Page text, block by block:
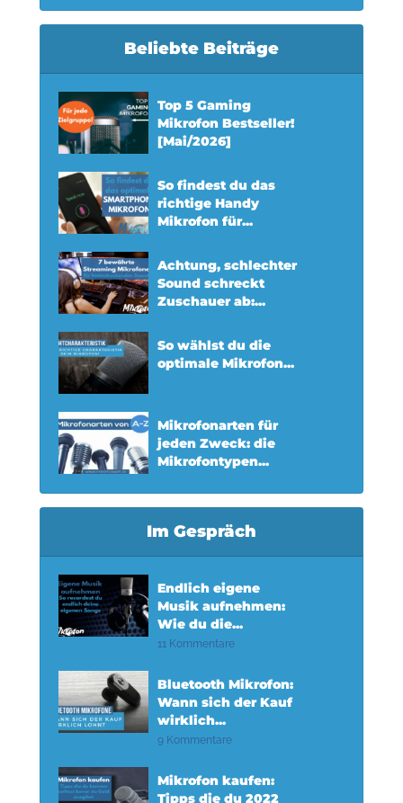
Beliebte Beiträge
Top 5 Gaming
Mikrofon Bestseller!
[Mai/2026]
So findest du das
richtige Handy
Mikrofon für...
Achtung, schlechter
Sound schreckt
Zuschauer ab:...
So wählst du die
optimale Mikrofon...
Mikrofonarten für
jeden Zweck: die
Mikrofontypen...
Im Gespräch
Endlich eigene
Musik aufnehmen:
Wie du die...
11 Kommentare
Bluetooth Mikrofon:
Wann sich der Kauf
wirklich...
9 Kommentare
Mikrofon kaufen:
Tipps die du 2022